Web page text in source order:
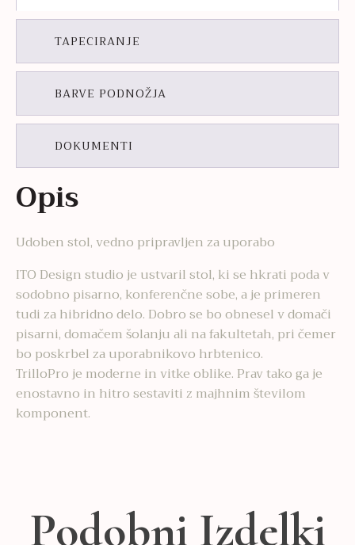
TAPECIRANJE
BARVE PODNOŽJA
DOKUMENTI
Opis
Udoben stol, vedno pripravljen za uporabo
ITO Design studio je ustvaril stol, ki se hkrati poda v
sodobno pisarno, konferenčne sobe, a je primeren
tudi za hibridno delo. Dobro se bo obnesel v domači
pisarni, domačem šolanju ali na fakultetah, pri čemer
bo poskrbel za uporabnikovo hrbtenico.
TrilloPro je moderne in vitke oblike. Prav tako ga je
enostavno in hitro sestaviti z majhnim številom
komponent.
Podobni Izdelki